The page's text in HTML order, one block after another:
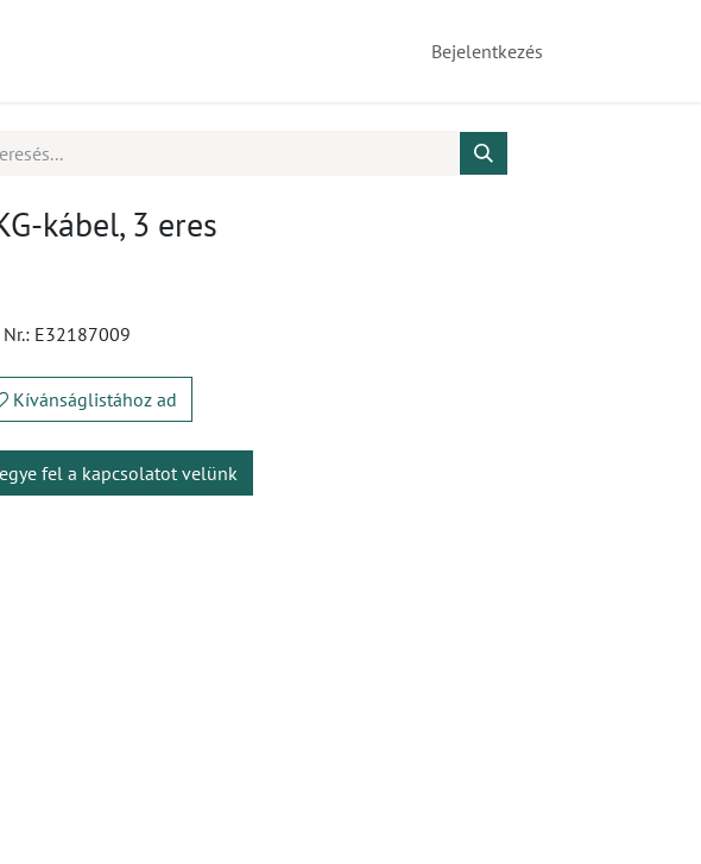
Bejelentkezés
kábel, 3 eres
E32187009
Kívánságlistához ad
fel a kapcsolatot velünk